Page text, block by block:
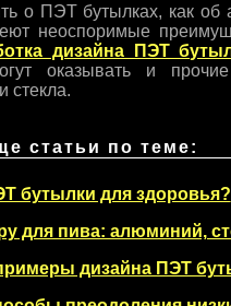
о ПЭТ бутылках, как
неоспоримые
дизайна ПЭТ
оказывать и
стекла.
статьи по теме:
бутылки для здоровья?
для пива: алюминий,
дизайна ПЭТ